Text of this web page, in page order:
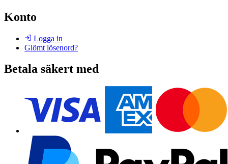
Konto
Logga in
Glömt lösenord?
Betala säkert med